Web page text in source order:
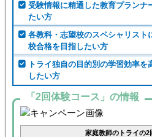
受験情報に精通した教育プランナ
たい方
各教科・志望校のスペシャリスト
校合格を目指したい方
トライ独自の目的別の学習効率
したい方
「2回体験コース」の情報
家庭教師のトライの2